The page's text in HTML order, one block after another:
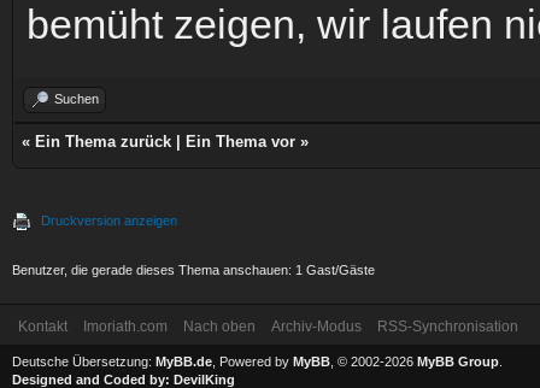
bemüht zeigen, wir laufen
Suchen
« Ein Thema zurück Ein Thema vor »
Druckversion anzeigen
Benutzer, die gerade dieses Thema anschauen: 1 Gast/Gäste
Kontakt Imoriath.com Nach oben Archiv-Modus RSS-Synchronisation
Deutsche Übersetzung: MyBB.de , Powered by MyBB , © 2002-2026 MyBB Group
Designed and Coded by: DevilKing